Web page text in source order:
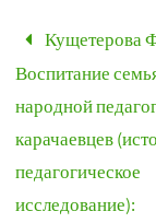
Кущетерова
Воспитание
народной
карачаевцев
педагогическое
исследование):